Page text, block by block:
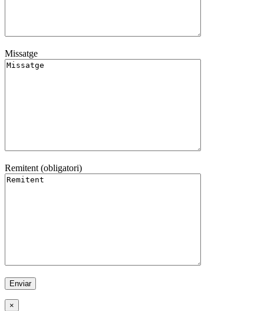
Missatge
Remitent (obligatori)
×